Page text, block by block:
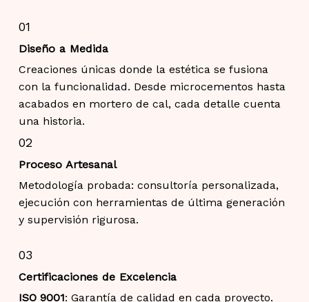
01
Diseño a Medida
Creaciones únicas donde la estética se fusiona
con la funcionalidad. Desde microcementos hasta
acabados en mortero de cal, cada detalle cuenta
una historia.
02
Proceso Artesanal
Metodología probada: consultoría personalizada,
ejecución con herramientas de última generación
y supervisión rigurosa.
03
Certificaciones de Excelencia
ISO 9001: Garantía de calidad en cada proyecto.